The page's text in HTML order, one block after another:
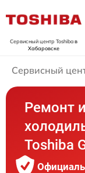
Сервисный центр Toshibaв
Хабаровске
Сервисный
Ремонт
Toshiba